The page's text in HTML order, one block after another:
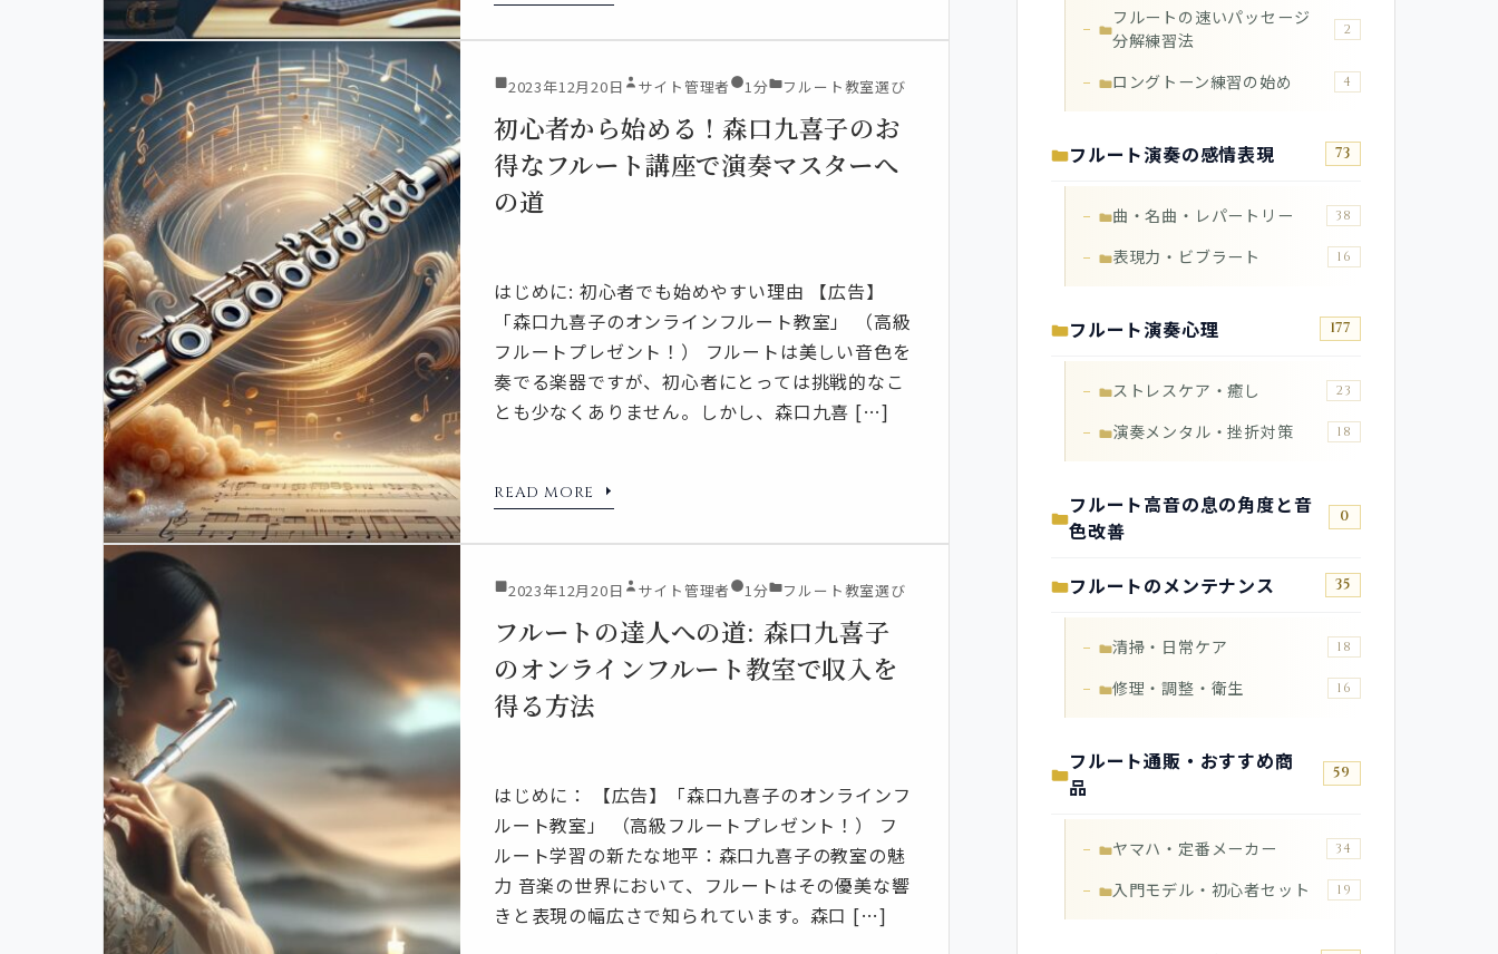
2023年12月20日 サイト管理者 1分 フルート教室選び
初心者から始める！森口九喜子のお
得なフルート講座で演奏マスターへ
の道
はじめに: 初心者でも始めやすい理由 【広告】
「森口九喜子のオンラインフルート教室」 （高級
フルートプレゼント！） フルートは美しい音色を
奏でる楽器ですが、初心者にとっては挑戦的なこ
とも少なくありません。しかし、森口九喜 […]
READ MORE
2023年12月20日 サイト管理者 1分 フルート教室選び
フルートの達人への道: 森口九喜子
のオンラインフルート教室で収入を
得る方法
はじめに： 【広告】「森口九喜子のオンラインフ
ルート教室」 （高級フルートプレゼント！） フ
ルート学習の新たな地平：森口九喜子の教室の魅
力 音楽の世界において、フルートはその優美な響
きと表現の幅広さで知られています。森口 […]
フルートの速いパッセージ
分解練習法
2
ロングトーン練習の始め 4
フルート演奏の感情表現 73
曲・名曲・レパートリー 38
表現力・ビブラート 16
フルート演奏心理 177
ストレスケア・癒し 23
演奏メンタル・挫折対策 18
フルート高音の息の角度と音
色改善
0
フルートのメンテナンス 35
清掃・日常ケア 18
修理・調整・衛生 16
フルート通販・おすすめ商
品
59
ヤマハ・定番メーカー 34
入門モデル・初心者セット 19